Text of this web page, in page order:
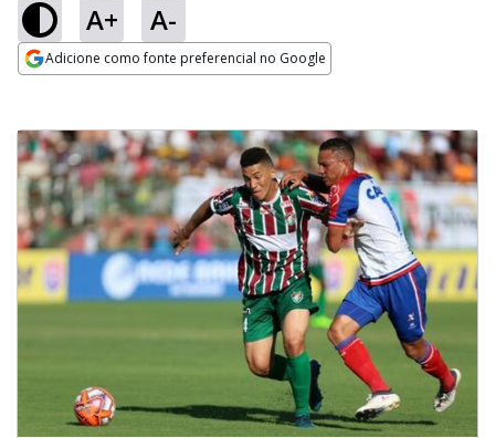
A+ A-
Adicione como fonte preferencial no Google